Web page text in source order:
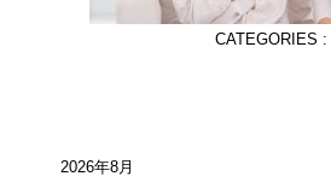
CATEGORIES :
2026年8月